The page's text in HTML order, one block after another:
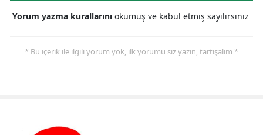
Yorum yazma kurallarını okumuş ve kabul etmiş sayılırsınız
* Bu içerik ile ilgili yorum yok, ilk yorumu siz yazın, tartışalım *